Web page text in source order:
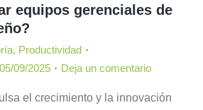
equipos gerenciales de
, Productividad
05/09/2025 Deja un comentario
el crecimiento y la innovación